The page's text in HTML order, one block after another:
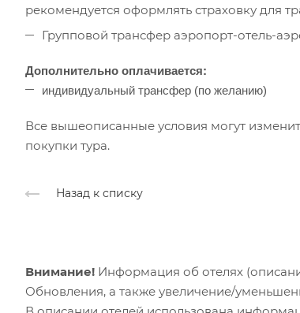
рекомендуется оформлять страховку для
Групповой трансфер аэропорт-отель-
Дополнительно оплачивается:
индивидуальный трансфер (по желанию)
Все вышеописанные условия могут
покупки тура.
Назад к списку
Внимание! Информация об отелях
Обновления, а также увеличение/